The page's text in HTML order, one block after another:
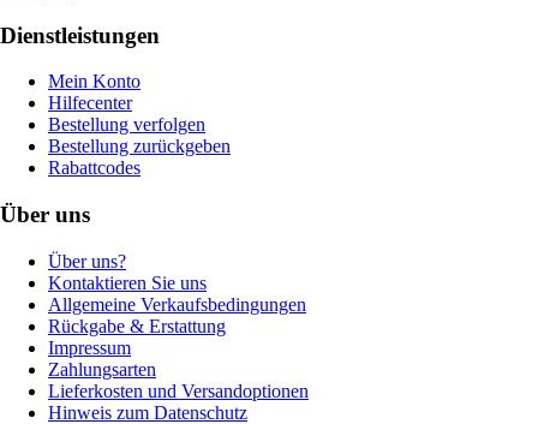
Dienstleistungen
Mein Konto
Hilfecenter
Bestellung verfolgen
Bestellung zurückgeben
Rabattcodes
Über uns
Über uns?
Kontaktieren Sie uns
Allgemeine Verkaufsbedingungen
Rückgabe & Erstattung
Impressum
Zahlungsarten
Lieferkosten und Versandoptionen
Hinweis zum Datenschutz